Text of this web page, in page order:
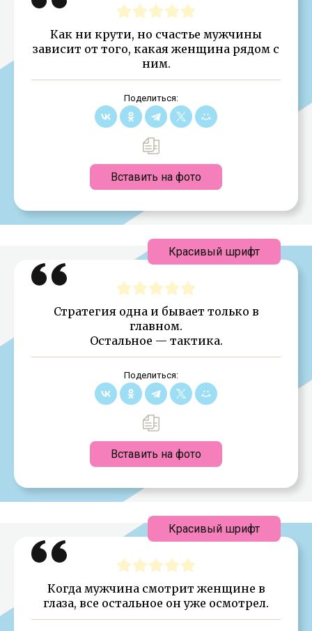
Как ни крути, но счастье мужчины
зависит от того, какая женщина рядом с
ним.
Поделиться:
Вставить на фото
Стратегия одна и бывает только в
главном.
Остальное — тактика.
Поделиться:
Вставить на фото
Красивый шрифт
Когда мужчина смотрит женщине в
глаза, все остальное он уже осмотрел.
Красивый шрифт